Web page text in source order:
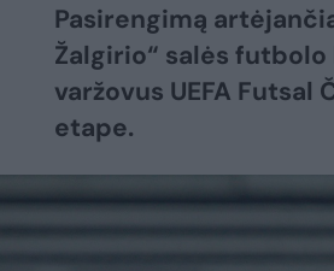
Pasirengimą
Žalgirio“ salės
varžovus UEFA
etape.